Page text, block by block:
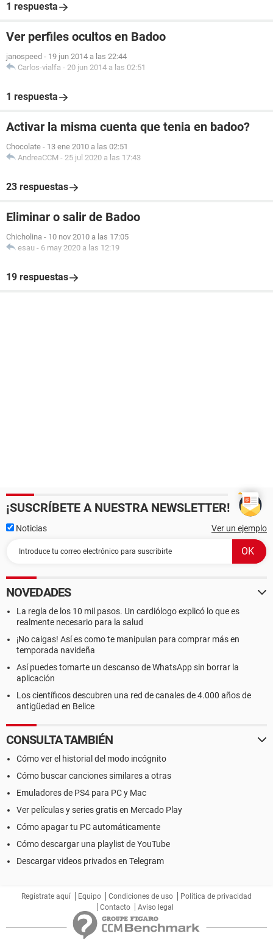
1 respuesta
Ver perfiles ocultos en Badoo
janospeed - 19 jun 2014 a las 22:44
Carlos-vialfa - 20 jun 2014 a las 02:51
1 respuesta
Activar la misma cuenta que tenia en badoo?
Chocolate - 13 ene 2010 a las 02:51
AndreaCCM - 25 jul 2020 a las 17:43
23 respuestas
Eliminar o salir de Badoo
Chicholina - 10 nov 2010 a las 17:05
esau - 6 may 2020 a las 12:19
19 respuestas
¡SUSCRÍBETE A NUESTRA NEWSLETTER!
Noticias Ver un ejemplo
NOVEDADES
La regla de los 10 mil pasos. Un cardiólogo explicó lo que es
realmente necesario para la salud
¡No caigas! Así es como te manipulan para comprar más en
temporada navideña
Así puedes tomarte un descanso de WhatsApp sin borrar la
aplicación
Los científicos descubren una red de canales de 4.000 años de
antigüedad en Belice
CONSULTA TAMBIÉN
Cómo ver el historial del modo incógnito
Cómo buscar canciones similares a otras
Emuladores de PS4 para PC y Mac
Ver películas y series gratis en Mercado Play
Cómo apagar tu PC automáticamente
Cómo descargar una playlist de YouTube
Descargar videos privados en Telegram
Regístrate aquí Equipo Condiciones de uso
Política de privacidad
Contacto
Aviso legal